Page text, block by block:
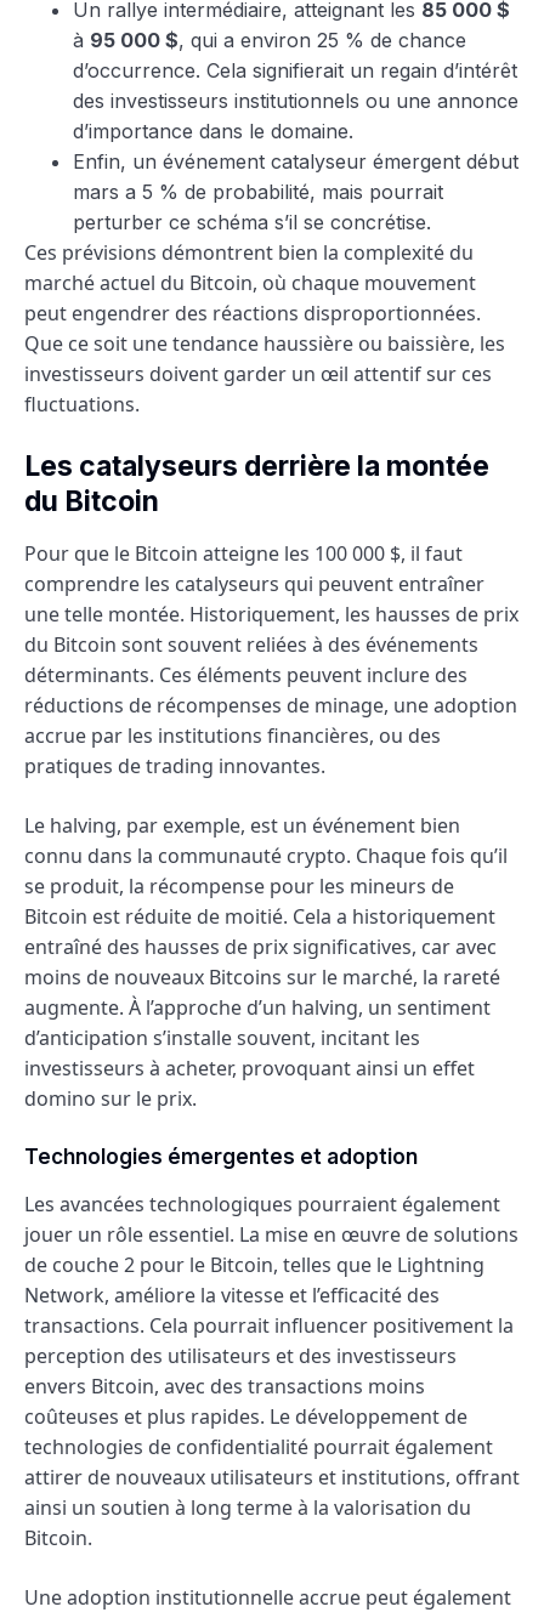
Un rallye intermédiaire, atteignant les 85 000 $
à 95 000 $, qui a environ 25 % de chance
d’occurrence. Cela signifierait un regain d’intérêt
des investisseurs institutionnels ou une annonce
d’importance dans le domaine.
Enfin, un événement catalyseur émergent début
mars a 5 % de probabilité, mais pourrait
perturber ce schéma s’il se concrétise.
Ces prévisions démontrent bien la complexité du
marché actuel du Bitcoin, où chaque mouvement
peut engendrer des réactions disproportionnées.
Que ce soit une tendance haussière ou baissière, les
investisseurs doivent garder un œil attentif sur ces
fluctuations.
Les catalyseurs derrière la montée
du Bitcoin
Pour que le Bitcoin atteigne les 100 000 $, il faut
comprendre les catalyseurs qui peuvent entraîner
une telle montée. Historiquement, les hausses de prix
du Bitcoin sont souvent reliées à des événements
déterminants. Ces éléments peuvent inclure des
réductions de récompenses de minage, une adoption
accrue par les institutions financières, ou des
pratiques de trading innovantes.
Le halving, par exemple, est un événement bien
connu dans la communauté crypto. Chaque fois qu’il
se produit, la récompense pour les mineurs de
Bitcoin est réduite de moitié. Cela a historiquement
entraîné des hausses de prix significatives, car avec
moins de nouveaux Bitcoins sur le marché, la rareté
augmente. À l’approche d’un halving, un sentiment
d’anticipation s’installe souvent, incitant les
investisseurs à acheter, provoquant ainsi un effet
domino sur le prix.
Technologies émergentes et adoption
Les avancées technologiques pourraient également
jouer un rôle essentiel. La mise en œuvre de solutions
de couche 2 pour le Bitcoin, telles que le Lightning
Network, améliore la vitesse et l’efficacité des
transactions. Cela pourrait influencer positivement la
perception des utilisateurs et des investisseurs
envers Bitcoin, avec des transactions moins
coûteuses et plus rapides. Le développement de
technologies de confidentialité pourrait également
attirer de nouveaux utilisateurs et institutions, offrant
ainsi un soutien à long terme à la valorisation du
Bitcoin.
Une adoption institutionnelle accrue peut également